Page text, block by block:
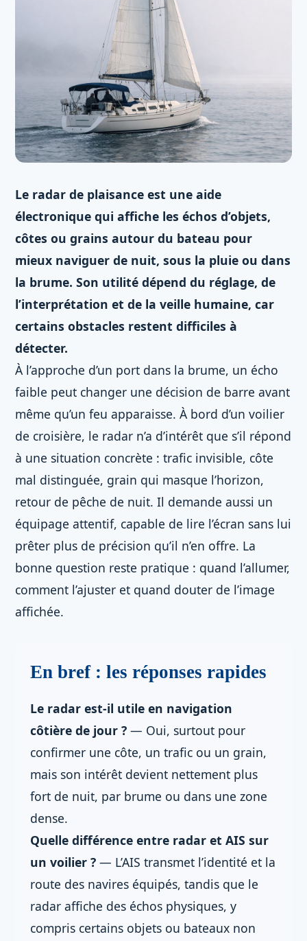
Le radar de plaisance est une aide
électronique qui affiche les échos d’objets,
côtes ou grains autour du bateau pour
mieux naviguer de nuit, sous la pluie ou dans
la brume. Son utilité dépend du réglage, de
l’interprétation et de la veille humaine, car
certains obstacles restent difficiles à
détecter.
À l’approche d’un port dans la brume, un écho
faible peut changer une décision de barre avant
même qu’un feu apparaisse. À bord d’un voilier
de croisière, le radar n’a d’intérêt que s’il répond
à une situation concrète : trafic invisible, côte
mal distinguée, grain qui masque l’horizon,
retour de pêche de nuit. Il demande aussi un
équipage attentif, capable de lire l’écran sans lui
prêter plus de précision qu’il n’en offre. La
bonne question reste pratique : quand l’allumer,
comment l’ajuster et quand douter de l’image
affichée.
En bref : les réponses rapides
Le radar est-il utile en navigation
côtière de jour ? — Oui, surtout pour
confirmer une côte, un trafic ou un grain,
mais son intérêt devient nettement plus
fort de nuit, par brume ou dans une zone
dense.
Quelle différence entre radar et AIS sur
un voilier ? — L’AIS transmet l’identité et la
route des navires équipés, tandis que le
radar affiche des échos physiques, y
compris certains objets ou bateaux non